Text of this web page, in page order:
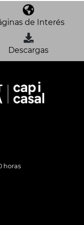
de Interés
Descargas
horas